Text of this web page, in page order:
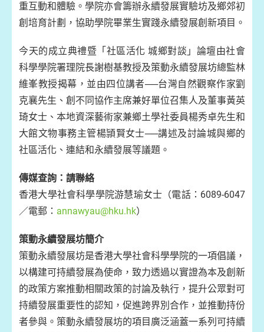
重互動和體驗。學院亦會籌辦永續發展實驗坊及鄉郊初
創培育計劃，協助學院畢業生實踐永續發展創新項目。
今天的成立典禮暨「社區活化 城鄉對談」論壇由社會
科學學院署理院長謝樹基教授及策動永續發展坊總監林
維峯教授揭幕，並由四位講者──台灣自然觀察作家劉
克襄先生、創不同協作主席兼好單位召集人及董事黃英
琦女士、本地資深藝術家兼鄉土學社委員楊秀卓先生和
大館文物事務主管楊頴賢女士──講述及討論城與鄉的
社區活化、連結和永續發展等議題。
傳媒查詢：請聯絡
香港大學社會科學學院游慧瑜女士（電話：6089-6047
／電郵： annawyau@hku.hk）
策動永續發展坊簡介
策動永續發展坊是香港大學社會科學學院的一項倡議，
以構建可持續發展為使命，致力透過以實證為本及創新
的政策方案推動相關政策的討論及執行，提升公眾對可
持續發展重要性的認知，促進跨界別合作，並推動持份
者參與。策動永續發展坊的項目廣泛涵蓋一系列可持續